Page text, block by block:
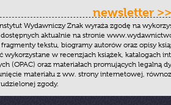
newsletter >>
Wydawniczy Znak wyraża zgodę na
dostępnych aktualnie na stronie
fragmenty tekstu, biogramy autorów oraz opisy
wykorzystane w recenzjach książek, katalogach
(OPAC) oraz materiałach promujących legalną
materiału z ww. strony internetowej,
zgody.